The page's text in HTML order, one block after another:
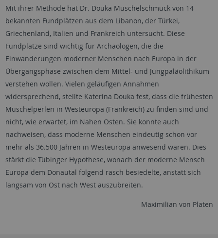
Mit ihrer Methode hat Dr. Douka Muschelschmuck von 14
bekannten Fundplätzen aus dem Libanon, der Türkei,
Griechenland, Italien und Frankreich untersucht. Diese
Fundplätze sind wichtig für Archäologen, die die
Einwanderungen moderner Menschen nach Europa in der
Übergangsphase zwischen dem Mittel- und Jungpaläolithikum
verstehen wollen. Vielen geläufigen Annahmen
widersprechend, stellte Katerina Douka fest, dass die frühesten
Muschelperlen in Westeuropa (Frankreich) zu finden sind und
nicht, wie erwartet, im Nahen Osten. Sie konnte auch
nachweisen, dass moderne Menschen eindeutig schon vor
mehr als 36.500 Jahren in Westeuropa anwesend waren. Dies
stärkt die Tübinger Hypothese, wonach der moderne Mensch
Europa dem Donautal folgend rasch besiedelte, anstatt sich
langsam von Ost nach West auszubreiten.
Maximilian von Platen